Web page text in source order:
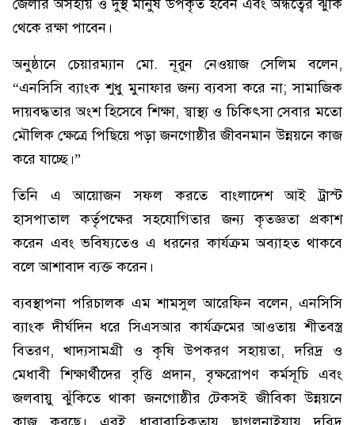
জেলার অসহায় ও দুস্থ মানুষ উপকৃত হবেন এবং অন্ধত্বের ঝুঁকি
থেকে রক্ষা পাবেন।
অনুষ্ঠানে চেয়ারম্যান মো. নূরুন নেওয়াজ সেলিম বলেন,
“এনসিসি ব্যাংক শুধু মুনাফার জন্য ব্যবসা করে না; সামাজিক
দায়বদ্ধতার অংশ হিসেবে শিক্ষা, স্বাস্থ্য ও চিকিৎসা সেবার মতো
মৌলিক ক্ষেত্রে পিছিয়ে পড়া জনগোষ্ঠীর জীবনমান উন্নয়নে কাজ
করে যাচ্ছে।”
তিনি এ আয়োজন সফল করতে বাংলাদেশ আই ট্রাস্ট
হাসপাতাল কর্তৃপক্ষের সহযোগিতার জন্য কৃতজ্ঞতা প্রকাশ
করেন এবং ভবিষ্যতেও এ ধরনের কার্যক্রম অব্যাহত থাকবে
বলে আশাবাদ ব্যক্ত করেন।
ব্যবস্থাপনা পরিচালক এম শামসুল আরেফিন বলেন, এনসিসি
ব্যাংক দীর্ঘদিন ধরে সিএসআর কার্যক্রমের আওতায় শীতবস্ত্র
বিতরণ, খাদ্যসামগ্রী ও কৃষি উপকরণ সহায়তা, দরিদ্র ও
মেধাবী শিক্ষার্থীদের বৃত্তি প্রদান, বৃক্ষরোপণ কর্মসূচি এবং
জলবায়ু ঝুঁকিতে থাকা জনগোষ্ঠীর টেকসই জীবিকা উন্নয়নে